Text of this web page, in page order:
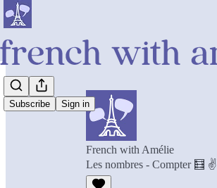
Subscribe Sign in
French with Amélie
Les nombres - Compter 🧮 ✌️